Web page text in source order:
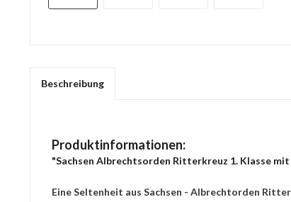
Beschreibung
Produktinformationen:
"Sachsen Albrechtsorden Ritterkreuz 1. Klasse
Eine Seltenheit aus Sachsen - Albrechtorden